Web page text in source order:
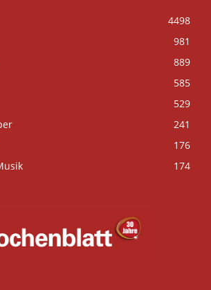
4498
981
889
585
529
241
176
174